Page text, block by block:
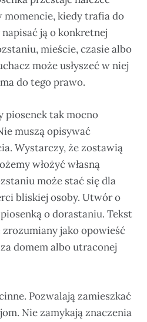
momencie, kiedy trafia do
napisać ją o konkretnej
mieście, czasie albo
może usłyszeć w niej
do tego prawo.
piosenek tak mocno
muszą opisywać
Wystarczy, że zostawią
włożyć własną
może stać się dla
bliskiej osoby. Utwór o
o dorastaniu. Tekst
zrozumiany jako opowieść
domem albo utraconej
Pozwalają zamieszkać
Nie zamykają znaczenia